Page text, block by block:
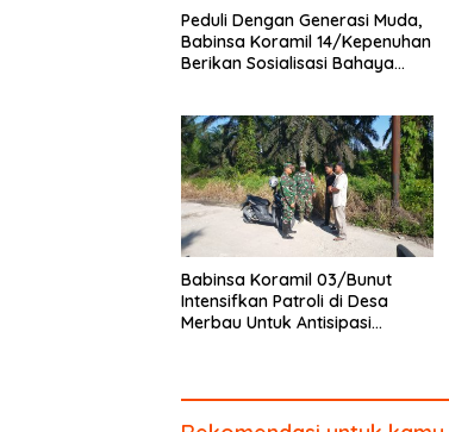
Peduli Dengan Generasi Muda,
Babinsa Koramil 14/Kepenuhan
Berikan Sosialisasi Bahaya
Babinsa Koramil 03/Bunut
Intensifkan Patroli di Desa
Merbau Untuk Antisipasi